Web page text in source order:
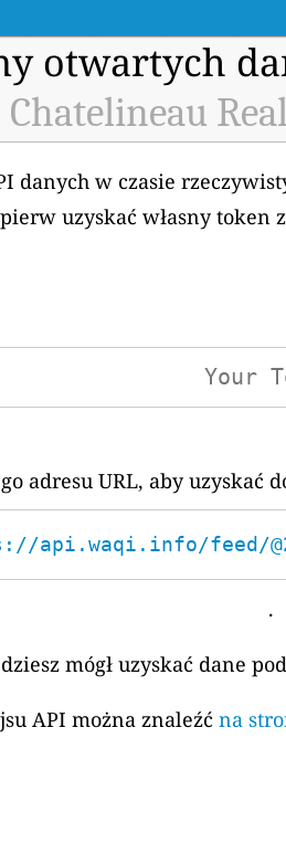
otwartych
Chatelineau
danych w czasie
uzyskać własny token
adresu URL, aby uzyskać
api.waqi.info/feed/
.
mógł uzyskać dane
API można znaleźć na